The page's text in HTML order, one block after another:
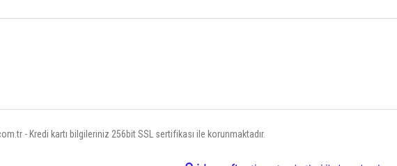
- Kredi kartı bilgileriniz 256bit SSL sertifikası ile korunmaktadır.